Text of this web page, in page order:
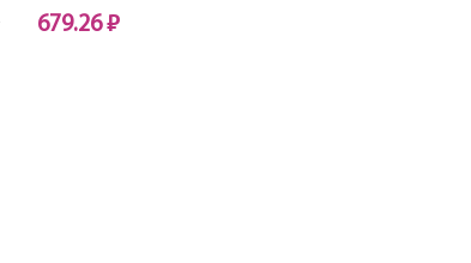
679.26 ₽